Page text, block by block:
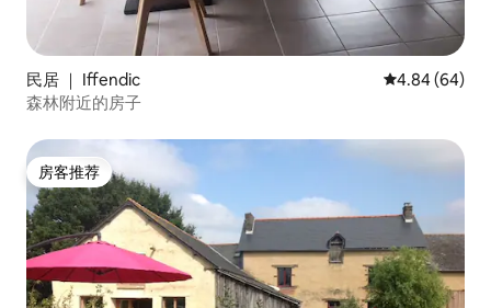
民居 ｜ Iffendic 平均评分 4.84
4.84 (64)
森林附近的房子
房客推荐
房客推荐